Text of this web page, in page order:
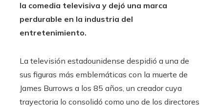
la comedia televisiva y dejó una marca
perdurable en la industria del
entretenimiento.
La televisión estadounidense despidió a una de
sus figuras más emblemáticas con la muerte de
James Burrows a los 85 años, un creador cuya
trayectoria lo consolidó como uno de los directores